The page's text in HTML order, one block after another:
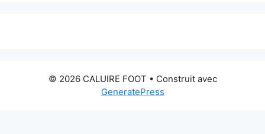
© 2026 CALUIRE FOOT • Construit avec
GeneratePress